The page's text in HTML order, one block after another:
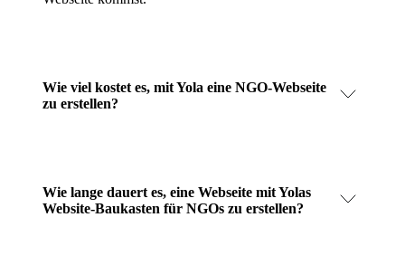
Wie viel kostet es, mit Yola eine NGO-Webseite
zu erstellen?
Wie lange dauert es, eine Webseite mit Yolas
Website-Baukasten für NGOs zu erstellen?